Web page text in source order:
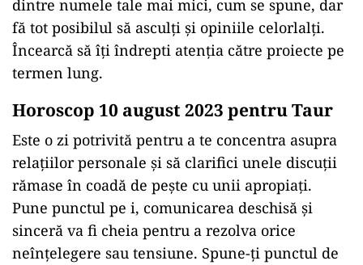
dintre numele tale mai mici, cum se spune, dar
fă tot posibilul să asculți și opiniile celorlalți.
Încearcă să îți îndrepti atenția către proiecte pe
termen lung.
Horoscop 10 august 2023 pentru Taur
Este o zi potrivită pentru a te concentra asupra
relațiilor personale și să clarifici unele discuții
rămase în coadă de pește cu unii apropiați.
Pune punctul pe i, comunicarea deschisă și
sinceră va fi cheia pentru a rezolva orice
neînțelegere sau tensiune. Spune-ți punctul de